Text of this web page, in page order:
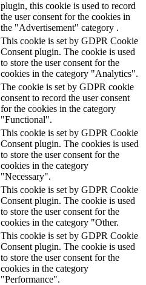
plugin, this cookie is used to record
the user consent for the cookies in
the "Advertisement" category .
This cookie is set by GDPR Cookie
Consent plugin. The cookie is used
to store the user consent for the
cookies in the category "Analytics".
The cookie is set by GDPR cookie
consent to record the user consent
for the cookies in the category
"Functional".
This cookie is set by GDPR Cookie
Consent plugin. The cookies is used
to store the user consent for the
cookies in the category
"Necessary".
This cookie is set by GDPR Cookie
Consent plugin. The cookie is used
to store the user consent for the
cookies in the category "Other.
This cookie is set by GDPR Cookie
Consent plugin. The cookie is used
to store the user consent for the
cookies in the category
"Performance".